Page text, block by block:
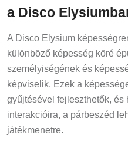
a Disco
A Disco Elysium
különböző képesség köré
személyiségének és
képviselik. Ezek a
gyűjtésével fejleszthetők, és
interakcióira, a párbeszéd
játékmenetre.